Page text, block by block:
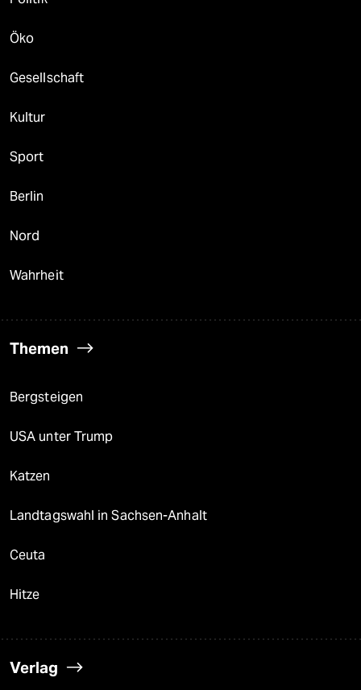
Öko
Gesellschaft
Kultur
Sport
Berlin
Nord
Wahrheit
Themen
Bergsteigen
USA unter Trump
Katzen
Landtagswahl in Sachsen-Anhalt
Ceuta
Hitze
Verlag